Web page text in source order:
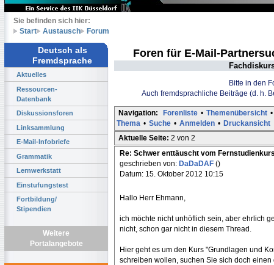
Sie befinden sich hier:
Start
Austausch Forum
Deutsch als
Fremdsprache
Aktuelles
Ressourcen-
Datenbank
Diskussionsforen
Linksammlung
E-Mail-Infobriefe
Grammatik
Lernwerkstatt
Einstufungstest
Fortbildung/
Stipendien
Weitere
Portalangebote
Foren für E-Mail-
Bitte in den
Auch fremdsprachliche Beiträge (d. h.
Navigation: Forenliste • Themenübersicht •
Thema • Suche • Anmelden • Druckansicht
Aktuelle Seite: 2 von 2
Re: Schwer enttäuscht vom
geschrieben von: DaDaDAF ()
Datum: 15. Oktober 2012 10:15
Hallo Herr Ehmann,
ich möchte nicht unhöflich sein, aber ehrlich
nicht, schon gar nicht in diesem Thread.
Hier geht es um den Kurs "Grundlagen und
schreiben wollen, suchen Sie sich doch